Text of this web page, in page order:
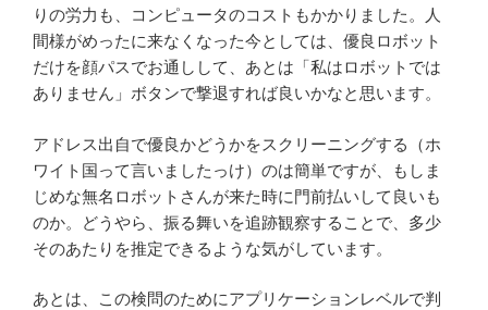
りの労力も、コンピュータのコストもかかりました。人
間様がめったに来なくなった今としては、優良ロボット
だけを顔パスでお通しして、あとは「私はロボットでは
ありません」ボタンで撃退すれば良いかなと思います。
アドレス出自で優良かどうかをスクリーニングする（ホ
ワイト国って言いましたっけ）のは簡単ですが、もしま
じめな無名ロボットさんが来た時に門前払いして良いも
のか。どうやら、振る舞いを追跡観察することで、多少
そのあたりを推定できるような気がしています。
あとは、この検問のためにアプリケーションレベルで判